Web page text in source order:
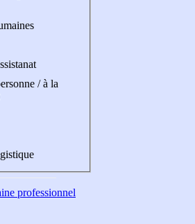
/ à la
professionnel